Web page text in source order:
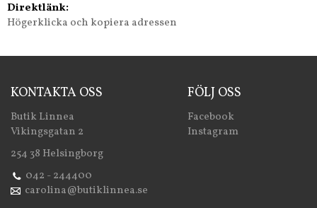
Direktlänk:
Högerklicka och kopiera adressen
KONTAKTA OSS
Butik Linnea
Vikingsgatan 2
254 38 Helsingborg
042 - 244400
carolina@butiklinnea.se
FÖLJ OSS
Facebook
Instagram